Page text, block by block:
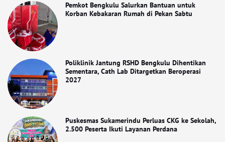
Pemkot Bengkulu Salurkan Bantuan untuk
Korban Kebakaran Rumah di Pekan Sabtu
Poliklinik Jantung RSHD Bengkulu Dihentikan
Sementara, Cath Lab Ditargetkan Beroperasi
2027
Puskesmas Sukamerindu Perluas CKG ke Sekolah,
2.500 Peserta Ikuti Layanan Perdana